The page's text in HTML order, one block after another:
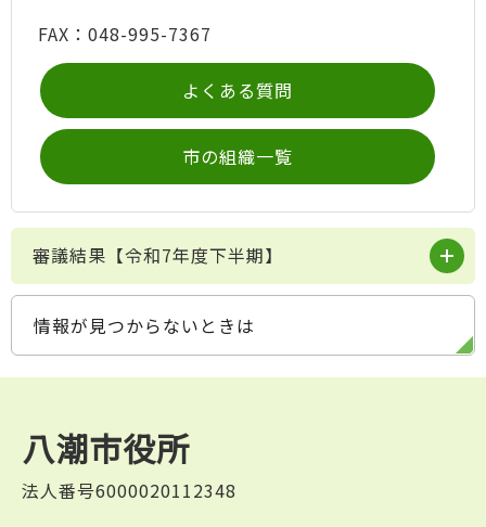
FAX：048-995-7367
よくある質問
市の組織一覧
審議結果【令和7年度下半期】
情報が見つからないときは
八潮市役所
法人番号6000020112348